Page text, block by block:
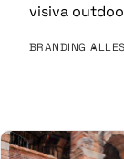
visiva
BRANDING